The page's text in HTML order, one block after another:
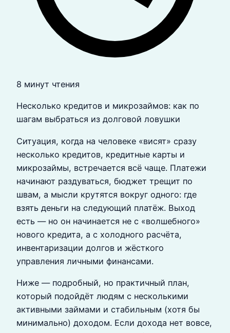
8 минут чтения
Несколько кредитов и микрозаймов: как по
шагам выбраться из долговой ловушки
Ситуация, когда на человеке «висят» сразу
несколько кредитов, кредитные карты и
микрозаймы, встречается всё чаще. Платежи
начинают раздуваться, бюджет трещит по
швам, а мысли крутятся вокруг одного: где
взять деньги на следующий платёж. Выход
есть — но он начинается не с «волшебного»
нового кредита, а с холодного расчёта,
инвентаризации долгов и жёсткого
управления личными финансами.
Ниже — подробный, но практичный план,
который подойдёт людям с несколькими
активными займами и стабильным (хотя бы
минимально) доходом. Если дохода нет вовсе,